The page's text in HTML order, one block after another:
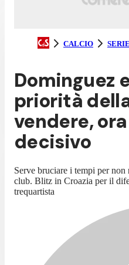
CALCIO
Dominguez
priorità
vendere,
decisivo
Serve bruciare i tempi per
club. Blitz in Croazia per il
trequartista